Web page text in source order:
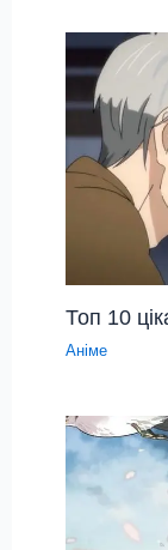
Топ 10
Аніме